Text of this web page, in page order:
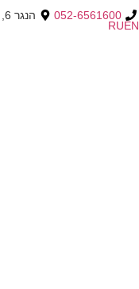
052-6561600
הנגר 6, אילת
EN
RU